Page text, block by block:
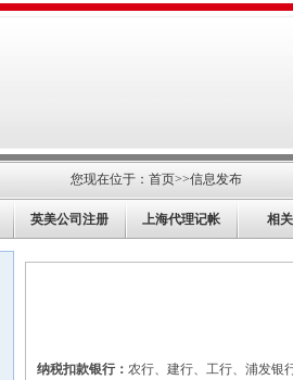
您现在位于： 首页>>信息发布
英美公司注册 上海代理记帐 相
纳税扣款银行： 农行、建行、工行、浦发银